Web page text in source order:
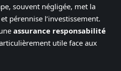
souvent négligée, met la
pérennise l’investissement.
assurance responsabilité
utile face aux